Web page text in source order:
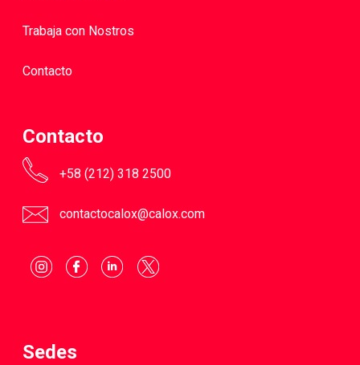
Trabaja con Nostros
Contacto
Contacto
+58 (212) 318 2500
contactocalox@calox.com
Sedes